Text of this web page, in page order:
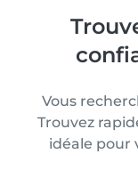
Vous
Trouvez
idéale pour